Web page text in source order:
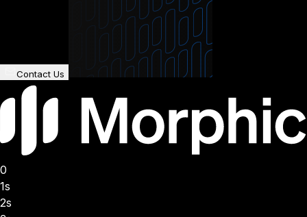
Contact Us
0
1s
2s